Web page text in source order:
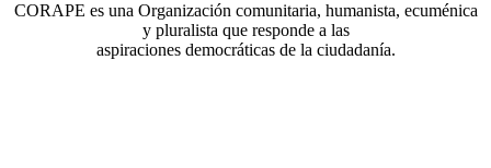
CORAPE es una Organización comunitaria, humanista, ecuménica
y pluralista que responde a las
aspiraciones democráticas de la ciudadanía.